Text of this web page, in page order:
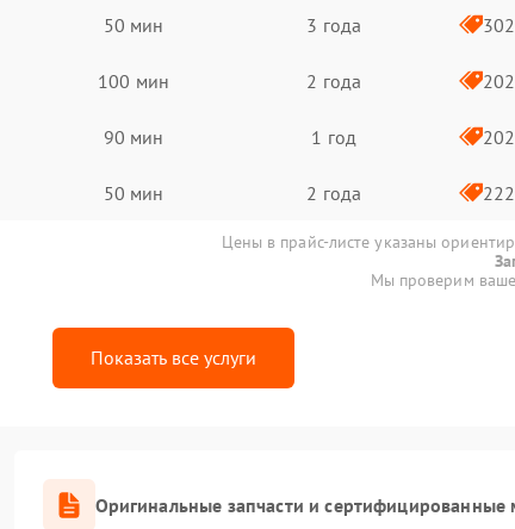
50 мин 3 года
100 мин 2 года
90 мин 1 год
50 мин 2 года
Цены в прайс-листе указаны
Мы проверим ваше
Показать все услуги
Оригинальные запчасти и сертифицированные